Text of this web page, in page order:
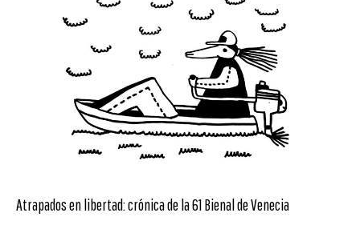
Atrapados en libertad: crónica de la 61 Bienal de Venecia